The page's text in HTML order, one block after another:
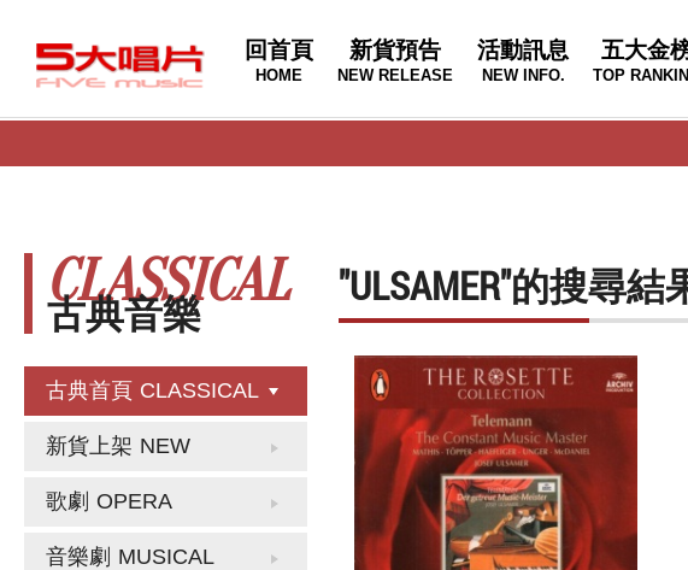
回首頁
HOME
新貨預告
NEW RELEASE
活動訊息
NEW INFO.
五大金
TOP
古典音樂
CLASSICAL
古典首頁 CLASSICAL
新貨上架 NEW
歌劇 OPERA
音樂劇 MUSICAL
"ULSAMER"的搜尋結